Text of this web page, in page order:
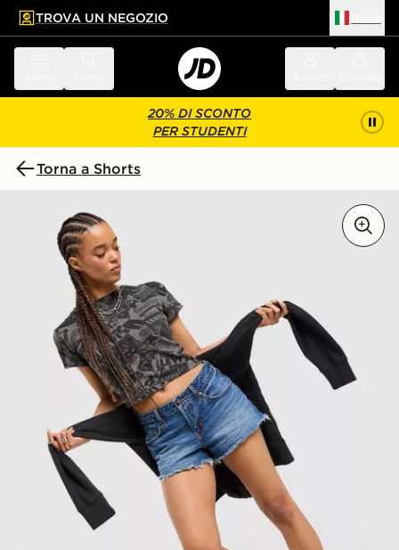
principale
a fondo pagina
TROVA UN NEGOZIO
20% DI SCONTO
PER STUDENTI
Torna a Shorts